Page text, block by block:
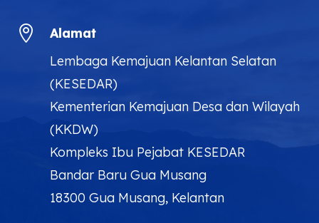

Alamat
Lembaga Kemajuan Kelantan Selatan
(KESEDAR)
Kementerian Kemajuan Desa dan Wilayah
(KKDW)
Kompleks Ibu Pejabat KESEDAR
Bandar Baru Gua Musang
18300 Gua Musang, Kelantan